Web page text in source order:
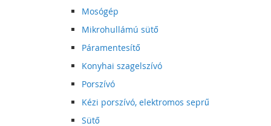
Mosógép
Mikrohullámú sütő
Páramentesítő
Konyhai szagelszívó
Porszívó
Kézi porszívó, elektromos seprű
Sütő